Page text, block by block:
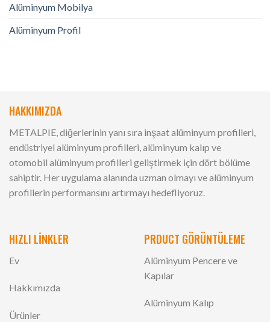
Alüminyum Mobilya
Alüminyum Profil
HAKKIMIZDA
METALPIE, diğerlerinin yanı sıra inşaat alüminyum profilleri,
endüstriyel alüminyum profilleri, alüminyum kalıp ve
otomobil alüminyum profilleri geliştirmek için dört bölüme
sahiptir. Her uygulama alanında uzman olmayı ve alüminyum
profillerin performansını artırmayı hedefliyoruz.
HIZLI LİNKLER
Ev
Hakkımızda
Ürünler
PRDUCT GÖRÜNTÜLEME
Alüminyum Pencere ve
Kapılar
Alüminyum Kalıp